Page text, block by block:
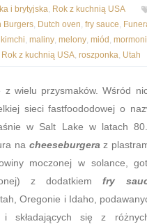
i brytyjska, Rok z kuchnią USA
Burgers, Dutch oven, fry sauce,
kimchi, maliny, melony, miód , mormoni
Rok z kuchnią USA, roszponka, Utah
z wielu przysmaków. Wśród
sieci fastfoododowej o
w Salt Lake w latach
na cheeseburgeraz
moczonej w solance,
z dodatkiemfry
Oregonie i Idaho,
składających się z